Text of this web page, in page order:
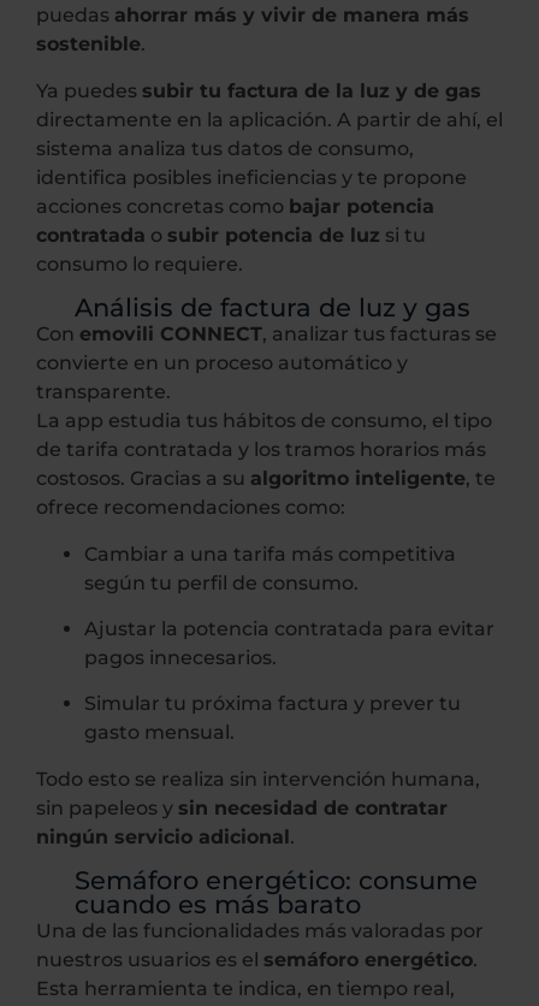
puedas ahorrar más y vivir de manera más
sostenible.
Ya puedes subir tu factura de la luz y de gas
directamente en la aplicación. A partir de ahí, el
sistema analiza tus datos de consumo,
identifica posibles ineficiencias y te propone
acciones concretas como bajar potencia
contratada o subir potencia de luz si tu
consumo lo requiere.
Análisis de factura de luz y gas
Con emovili CONNECT, analizar tus facturas se
convierte en un proceso automático y
transparente.
La app estudia tus hábitos de consumo, el tipo
de tarifa contratada y los tramos horarios más
costosos. Gracias a su algoritmo inteligente, te
ofrece recomendaciones como:
Cambiar a una tarifa más competitiva
según tu perfil de consumo.
Ajustar la potencia contratada para evitar
pagos innecesarios.
Simular tu próxima factura y prever tu
gasto mensual.
Todo esto se realiza sin intervención humana,
sin papeleos y sin necesidad de contratar
ningún servicio adicional.
Semáforo energético: consume
cuando es más barato
Una de las funcionalidades más valoradas por
nuestros usuarios es el semáforo energético.
Esta herramienta te indica, en tiempo real,